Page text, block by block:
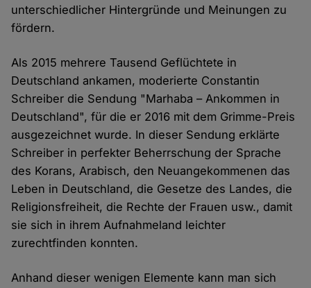
unterschiedlicher Hintergründe und Meinungen zu
fördern.
Als 2015 mehrere Tausend Geflüchtete in
Deutschland ankamen, moderierte Constantin
Schreiber die Sendung "Marhaba – Ankommen in
Deutschland", für die er 2016 mit dem Grimme-Preis
ausgezeichnet wurde. In dieser Sendung erklärte
Schreiber in perfekter Beherrschung der Sprache
des Korans, Arabisch, den Neuangekommenen das
Leben in Deutschland, die Gesetze des Landes, die
Religionsfreiheit, die Rechte der Frauen usw., damit
sie sich in ihrem Aufnahmeland leichter
zurechtfinden konnten.
Anhand dieser wenigen Elemente kann man sich